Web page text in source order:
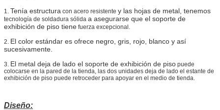
1. Tenía estructura con acero resistente y las hojas de metal, tenemos
tecnología de soldadura sólida a asegurarse que el soporte de
exhibición de piso tiene fuerza excepcional.
2. El color estándar es ofrece negro, gris, rojo, blanco y así
sucesivamente.
3. El metal deja de lado el soporte de exhibición de piso puede
colocarse en la pared de la tienda, las dos unidades deja de lado el estante de
exhibición de piso puede retroceder para apoyar en el medio de tienda.
Diseño: